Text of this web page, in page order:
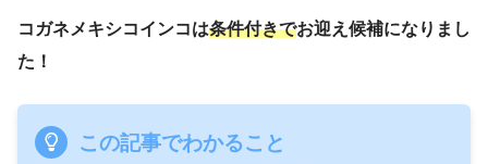
コガネメキシコインコは条件付きでお迎え候補になりまし
た！
この記事でわかること